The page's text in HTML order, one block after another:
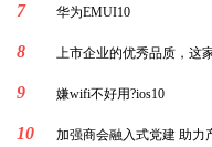
7 华为EMUI10
8 上市企业的优秀品质，这
9 嫌wifi不好用?ios10
10 加强商会融入式党建 助力